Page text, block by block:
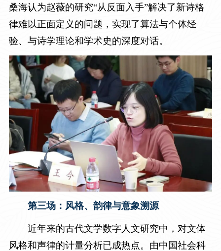
桑海认为赵薇的研究“从反面入手”解决了新诗格
律难以正面定义的问题，实现了算法与个体经
验、与诗学理论和学术史的深度对话。
第三场：风格、韵律与意象溯源
近年来的古代文学数字人文研究中，对文体
风格和声律的计量分析已成热点。由中国社会科